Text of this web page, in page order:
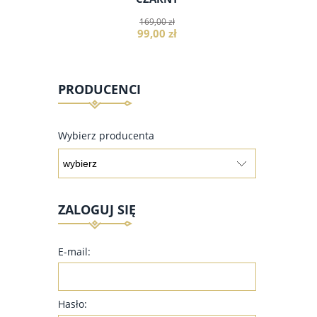
169,00 zł
99,00 zł
PRODUCENCI
Wybierz producenta
ZALOGUJ SIĘ
E-mail:
Hasło: